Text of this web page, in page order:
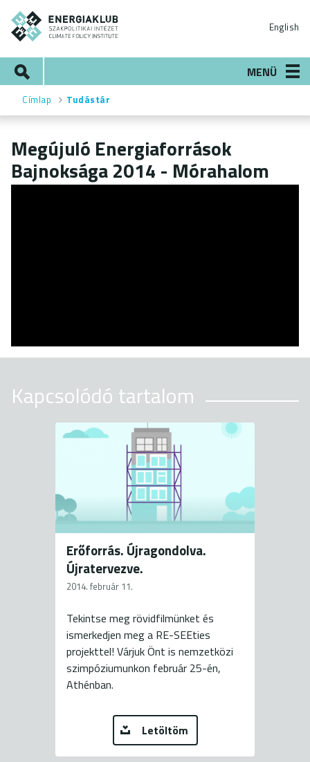
Ugrás
tartalomra
English
MENÜ
Morzsa
Címlap Tudástár
Megújuló Energiaforrások
Bajnoksága 2014 - Mórahalom
Kapcsolódó tartalom
Erőforrás. Újragondolva.
Újratervezve.
2014. február 11.
Tekintse meg rövidfilmünket és
ismerkedjen meg a RE-SEEties
projekttel! Várjuk Önt is nemzetközi
szimpóziumunkon február 25-én,
Athénban.
Letöltöm